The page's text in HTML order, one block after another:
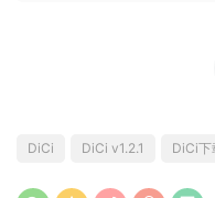
DiCi DiCi v1.2.1 DiCi下